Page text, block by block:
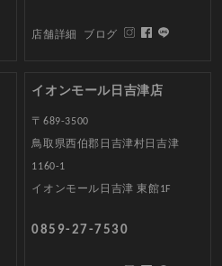
店舗詳細 ブログ
イオンモール日吉津店
〒689-3500
鳥取県西伯郡日吉津村日吉津
1160-1
イオンモール日吉津 東館1F
0859-27-7530